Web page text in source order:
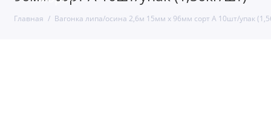
Главная Вагонка липа/осина 2,6м 15мм х 96мм сорт А 10шт/упак